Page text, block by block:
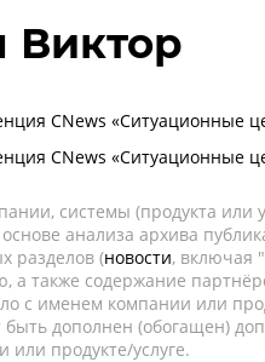
Виктор
CNews «Ситуационные
CNews «Ситуационные
системы (продукта или
анализа архива
разделов (новости, включая
а также содержание
с именем компании или
дополнен (обогащен)
продукте/услуге.